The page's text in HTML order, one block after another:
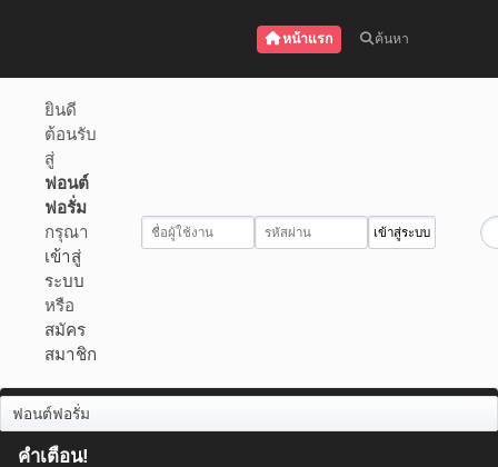
หน้าแรก ค้นหา
ยินดี
ต้อนรับ
สู่
ฟอนต์
ฟอรั่ม
กรุณา
เข้าสู่
ระบบ
หรือ
สมัคร
สมาชิก
ฟอนต์ฟอรั่ม
คำเตือน!